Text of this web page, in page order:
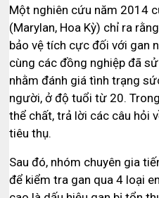
Một nghiên cứu năm 2014
(Marylan, Hoa Kỳ) chỉ ra
bảo vệ tích cực đối với gan
cùng các đồng nghiệp đã
nhằm đánh giá tình trạng
người, ở độ tuổi từ 20.
thể chất, trả lời các câu hỏi
tiêu thụ.
Sau đó, nhóm chuyên gia
để kiểm tra gan qua 4 loại